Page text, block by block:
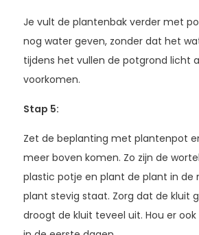
Je vult de plantenbak verder met
nog water geven, zonder dat het
tijdens het vullen de potgrond licht
voorkomen.
Stap 5:
Zet de beplanting met plantenpot
meer boven komen. Zo zijn de
plastic potje en plant de plant in de
plant stevig staat. Zorg dat de kluit
droogt de kluit teveel uit. Hou er